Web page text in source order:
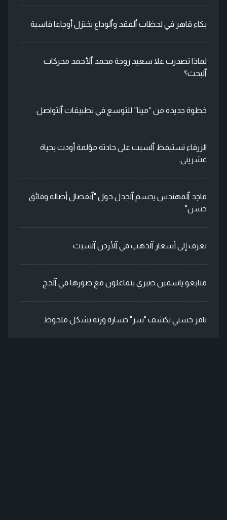
بكاء قاهر في لحظات ٱلفقد وٱلوداع يختزل أوجاعا قاسية
لماذا تصدرت علا سعيد زوجة محمد ٱلأحمد محركات
ٱلبحث؟
خطوة جديدة من “ميتا” للتوسع في تطبيقات ٱلتواصل
الزرقاء تستيقظ ٱلسبت على حادثة مؤلمة أودت بحياة
عشريني.
ماجد ٱلمهندس يحسم ٱلجدل حول "ٱنفصال أصالة وفائق
حسن"
تعرف إلى أسعار ٱلذهب في ٱلأردن ٱلسبت
متابعو ياسمين صبري يتفاعلون مع صورها في ٱلحج
تامر حسني يكشف "سر" خسارة وزنه بشكل ملحوظ